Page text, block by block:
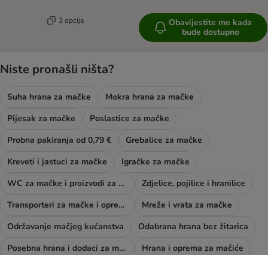
3 opcija
Obavijestite me kada
bude dostupno
Niste pronašli ništa?
Suha hrana za mačke
Mokra hrana za mačke
Pijesak za mačke
Poslastice za mačke
Probna pakiranja od 0,79 €
Grebalice za mačke
Kreveti i jastuci za mačke
Igračke za mačke
WC za mačke i proizvodi za njegu
Zdjelice, pojilice i hranilice
Transporteri za mačke i oprema za šetnju
Mreže i vrata za mačke
Održavanje mačjeg kućanstva
Odabrana hrana bez žitarica
Posebna hrana i dodaci za mačke
Hrana i oprema za mačiće